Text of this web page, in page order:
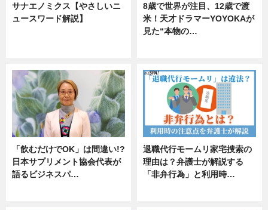
サナエノミクス【やさしいニ
ュースワード解説】
8歳で世界が注目、12歳で渡
米！天才ドラマーYOYOKAが
見た“本物の…
「飲むだけでOK」は間違い!?
日本サプリメント協会代表が
語るビジネスパ…
退職代行モームリ家宅捜索の
理由は？弁護士が解説する
「非弁行為」と利用時…